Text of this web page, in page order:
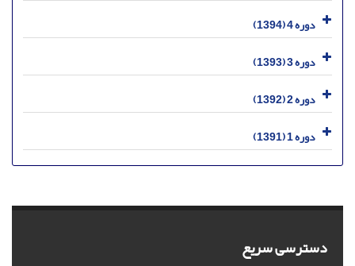
دوره 4 (1394)
دوره 3 (1393)
دوره 2 (1392)
دوره 1 (1391)
دسترسی سریع